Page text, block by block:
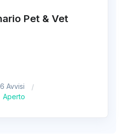
Pet & Vet
6 Avvisi
Aperto